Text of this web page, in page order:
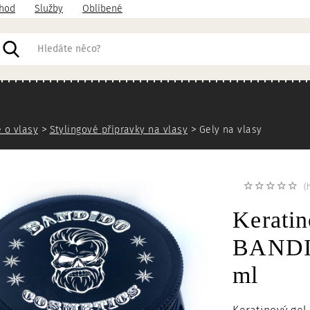
Služby Oblíbené
o vlasy Stylingové přípravky na vlasy Gely na vlasy
ml